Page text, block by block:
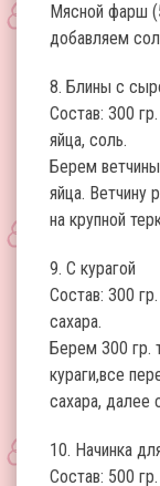
Мясной фарш
добавляем
8. Блины с
Состав: 300
яйца, соль.
Берем
яйца. Ветчину
на крупной
9. С курагой
Состав: 300
сахара.
Берем 300 гр.
кураги,все
сахара, далее
10. Начинка
Состав: 500